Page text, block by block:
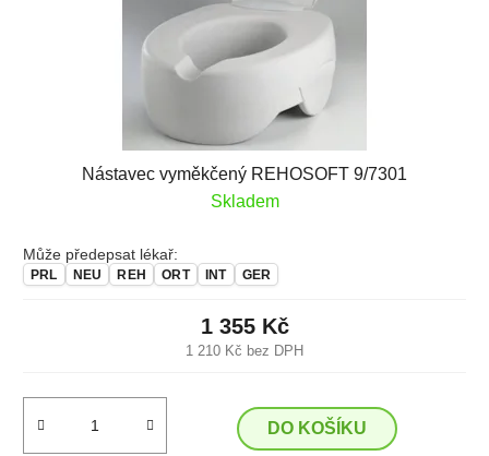
Nástavec vyměkčený REHOSOFT 9/7301
Skladem
Může předepsat lékař:
PRL NEU REH ORT INT GER
1 210 Kč bez DPH
1 355 Kč
DO KOŠÍKU